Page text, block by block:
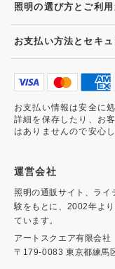
照明の選び方とご利用
お支払い方法とセキュ
お支払い情報は安全に
詳細を保存したり、お
はありませんので安心
運営会社
照明の通販サイト、ラ
験をもとに、2002年よ
ています。
アートスクエア有限会社
〒179-0083 東京都練馬